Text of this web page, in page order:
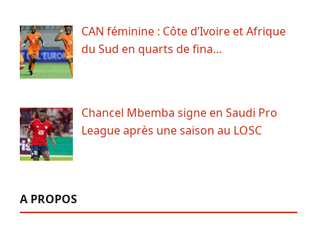
CAN féminine : Côte d’Ivoire et Afrique
du Sud en quarts de fina…
Chancel Mbemba signe en Saudi Pro
League après une saison au LOSC
A PROPOS